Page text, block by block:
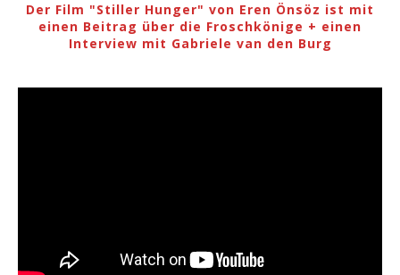
Der Film "Stiller Hunger" von Eren Önsöz ist mit
einen Beitrag über die Froschkönige + einen
Interview mit Gabriele van den Burg